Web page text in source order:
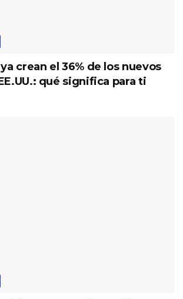
crean el 36% de los nuevos
qué significa para ti